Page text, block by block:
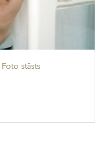
Foto stāsts